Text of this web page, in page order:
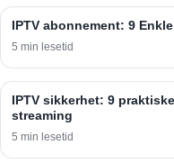
IPTV abonnement: 9
5 min lesetid
IPTV sikkerhet: 9
streaming
5 min lesetid